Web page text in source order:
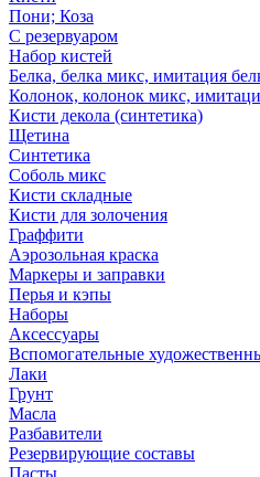
Пони; Коза
С резервуаром
Набор кистей
Белка, белка микс, имитация
Колонок, колонок микс,
Кисти декола (синтетика)
Щетина
Синтетика
Соболь микс
Кисти складные
Кисти для золочения
Граффити
Аэрозольная краска
Маркеры и заправки
Перья и кэпы
Наборы
Аксессуары
Вспомогательные
Лаки
Грунт
Масла
Разбавители
Резервирующие составы
Пасты